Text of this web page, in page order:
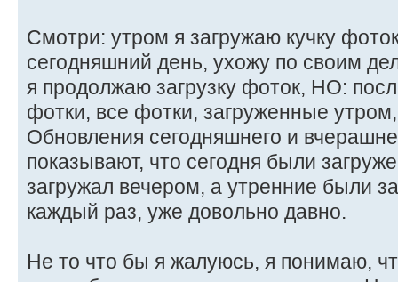
Смотри: утром я загружаю кучку
сегодняшний день, ухожу по своим
я продолжаю загрузку фоток, НО:
фотки, все фотки, загруженные
Обновления сегодняшнего и
показывают, что сегодня были
загружал вечером, а утренние были
каждый раз, уже довольно давно.
Не то что бы я жалуюсь, я понимаю,